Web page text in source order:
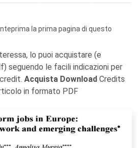
la prima pagina di questo
lo puoi acquistare (e
seguendo le facili indicazioni per
Acquista Download Credits
in formato PDF